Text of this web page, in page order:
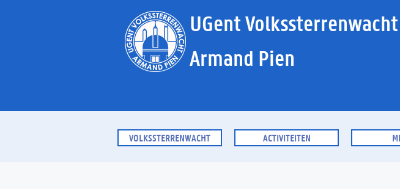
UGent Volkssterrenwacht
Armand Pien
VOLKSSTERRENWACHT ACTIVITEITEN